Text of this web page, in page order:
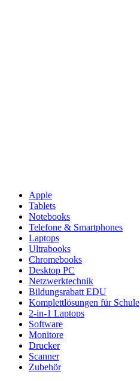
Apple
Tablets
Notebooks
Telefone & Smartphones
Laptops
Ultrabooks
Chromebooks
Desktop PC
Netzwerktechnik
Bildungsrabatt EDU
Komplettlösungen für Schule
2-in-1 Laptops
Software
Monitore
Drucker
Scanner
Zubehör